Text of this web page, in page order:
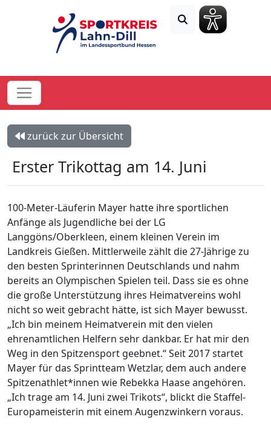
zurück zur Übersicht
Erster Trikottag am 14. Juni
100-Meter-Läuferin Mayer hatte ihre sportlichen
Anfänge als Jugendliche bei der LG
Langgöns/Oberkleen, einem kleinen Verein im
Landkreis Gießen. Mittlerweile zählt die 27-Jährige zu
den besten Sprinterinnen Deutschlands und nahm
bereits an Olympischen Spielen teil. Dass sie es ohne
die große Unterstützung ihres Heimatvereins wohl
nicht so weit gebracht hätte, ist sich Mayer bewusst.
„Ich bin meinem Heimatverein mit den vielen
ehrenamtlichen Helfern sehr dankbar. Er hat mir den
Weg in den Spitzensport geebnet.“ Seit 2017 startet
Mayer für das Sprintteam Wetzlar, dem auch andere
Spitzenathlet*innen wie Rebekka Haase angehören.
„Ich trage am 14. Juni zwei Trikots“, blickt die Staffel-
Europameisterin mit einem Augenzwinkern voraus.